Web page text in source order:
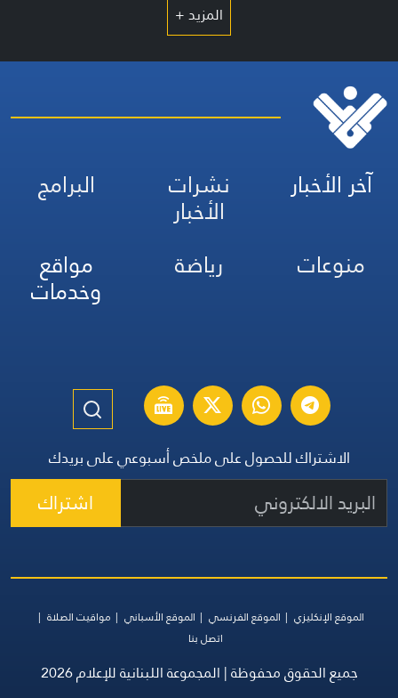
المزيد +
آخر الأخبار نشرات
الأخبار
البرامج
منوعات
رياضة مواقع
وخدمات
الاشتراك للحصول على ملخص أسبوعي على بريدك
اشتراك
الموقع الإنكليزي الموقع الفرنسي الموقع الأسباني
مواقيت الصلاة
اتصل بنا
جميع الحقوق محفوظة | المجموعة اللبنانية للإعلام 2026